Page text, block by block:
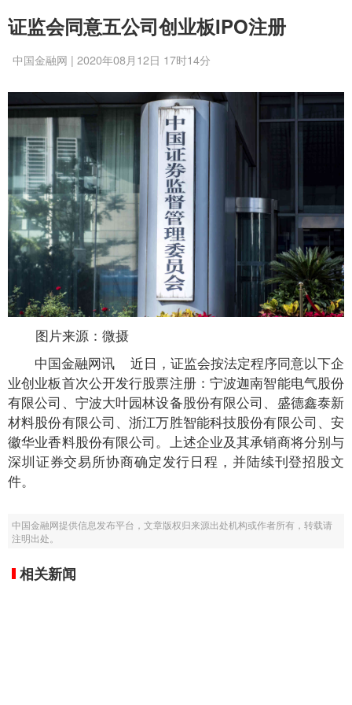
证监会同意五公司创业板IPO注册
中国金融网 | 2020年08月12日 17时14分
图片来源：微摄
中国金融网讯 近日，证监会按法定程序同意以下企
业创业板首次公开发行股票注册：宁波迦南智能电气股份
有限公司、宁波大叶园林设备股份有限公司、盛德鑫泰新
材料股份有限公司、浙江万胜智能科技股份有限公司、安
徽华业香料股份有限公司。上述企业及其承销商将分别与
深圳证券交易所协商确定发行日程，并陆续刊登招股文
件。
中国金融网提供信息发布平台，文章版权归来源出处机构或作者所有，转载请
注明出处。
相关新闻